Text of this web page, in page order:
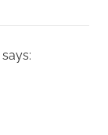
says: